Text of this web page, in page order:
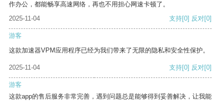
作办公，都能畅享高速网络，再也不用担心网速卡顿了。
2025-11-04
支持[0] 反对[0]
游客
这款加速器VPM应用程序已经为我们带来了无限的隐私和安全性保护。
2025-11-04 支持[0] 反对[0]
游客
这款app的售后服务非常完善，遇到问题总是能够得到妥善解决，让我能